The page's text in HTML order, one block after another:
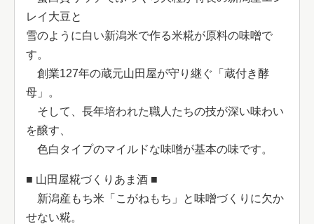
レイ大豆と
雪のように白い新潟米で作る米糀が原料の味噌で
す。
創業127年の蔵元山田屋が守り継ぐ「蔵付き酵
母」。
そして、長年培われた職人たちの技が深い味わい
を醸す、
色白タイプのマイルドな味噌が基本の味です。
■ 山田屋糀づくりあま酒 ■
新潟産もち米「こがねもち」と味噌づくりに欠か
せない糀。